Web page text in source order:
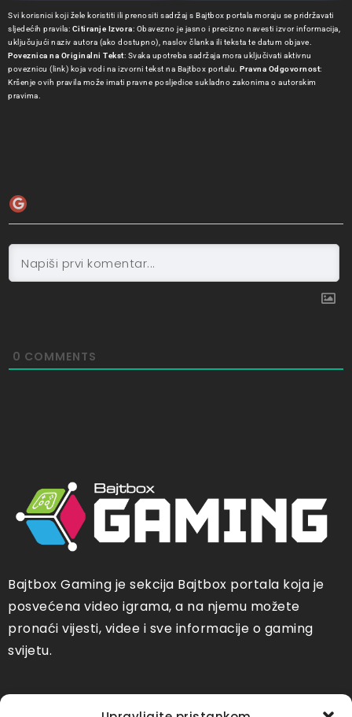
Svi korisnici koji žele koristiti ili prenositi sadržaj s Bajtbox portala moraju se pridržavati
sljedećih pravila: Citiranje Izvora: Obavezno je jasno i precizno navesti izvor informacija,
uključujući naziv autora (ako dostupno), naslov članka ili teksta te datum objave.
Poveznica na Originalni Tekst: Svaka upotreba sadržaja mora uključivati aktivnu
poveznicu (link) koja vodi na izvorni tekst na Bajtbox portalu. Pravna Odgovornost:
Kršenje ovih pravila može imati pravne posljedice sukladno zakonima o autorskim
pravima.
0 COMMENTS
Bajtbox Gaming je sekcija Bajtbox portala koja je
posvećena video igrama, a na njemu možete
pronaći vijesti, videe i sve informacije o gaming
svijetu.
Društvene mreže